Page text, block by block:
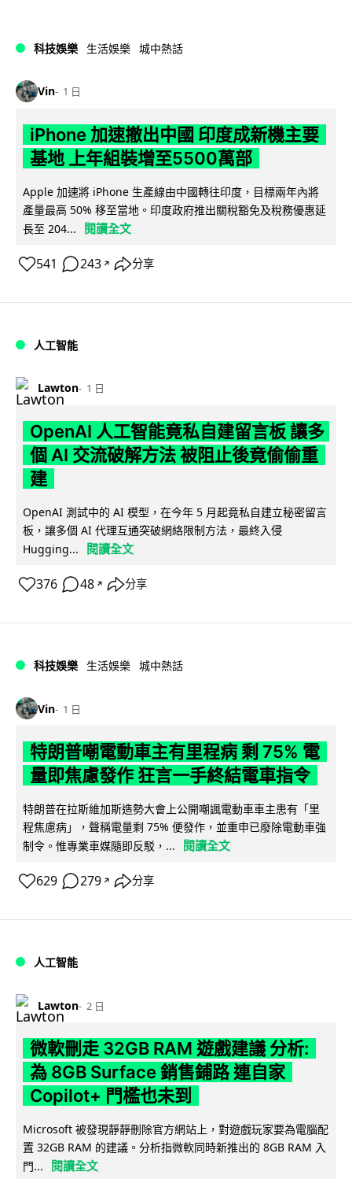
科技娛樂 生活娛樂 城中熱話
Vin 1 日
iPhone 加速撤出中國 印度成新機主要
基地 上年組裝增至5500萬部
Apple 加速將 iPhone 生產線由中國轉往印度，目標兩年內將
產量最高 50% 移至當地。印度政府推出關稅豁免及稅務優惠延
長至 204...
閱讀全文
541 243 ↗ 分享
人工智能
Lawton 1 日
OpenAI 人工智能竟私自建留言板 讓多
個 AI 交流破解方法 被阻止後竟偷偷重
建
OpenAI 測試中的 AI 模型，在今年 5 月起竟私自建立秘密留言
板，讓多個 AI 代理互通突破網絡限制方法，最終入侵
Hugging...
閱讀全文
376 48 ↗ 分享
科技娛樂 生活娛樂 城中熱話
Vin 1 日
特朗普嘲電動車主有里程病 剩 75% 電
量即焦慮發作 狂言一手終結電車指令
特朗普在拉斯維加斯造勢大會上公開嘲諷電動車車主患有「里
程焦慮病」，聲稱電量剩 75% 便發作，並重申已廢除電動車強
制令。惟專業車媒隨即反駁，...
閱讀全文
629 279 ↗ 分享
人工智能
Lawton 2 日
微軟刪走 32GB RAM 遊戲建議 分析:
為 8GB Surface 銷售鋪路 連自家
Copilot+ 門檻也未到
Microsoft 被發現靜靜刪除官方網站上，對遊戲玩家要為電腦配
置 32GB RAM 的建議。分析指微軟同時新推出的 8GB RAM 入
門...
閱讀全文